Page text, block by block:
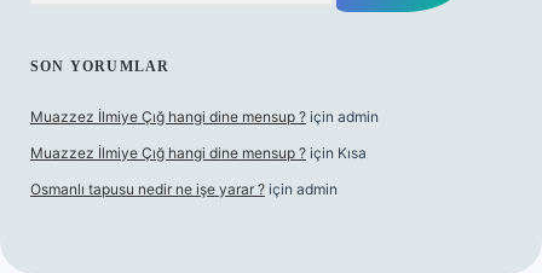
SON YORUMLAR
Muazzez İlmiye Çığ hangi dine mensup ? için admin
Muazzez İlmiye Çığ hangi dine mensup ? için Kısa
Osmanlı tapusu nedir ne işe yarar ? için admin